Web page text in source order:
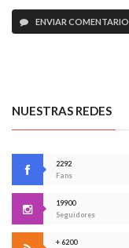
ENVIAR COMENTARIO
NUESTRAS REDES
2292
Fans
19900
Seguidores
+ 6200